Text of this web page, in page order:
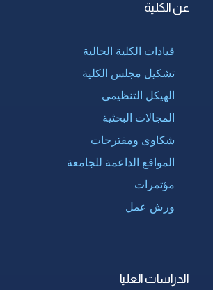
عن الكلية
قيادات الكلية الحالية
تشكيل مجلس الكلية
الهيكل التنظيمى
المجالات البحثية
شكاوى ومقترحات
المواقع الداعمة للجامعة
مؤتمرات
ورش عمل
الدراسات العليا